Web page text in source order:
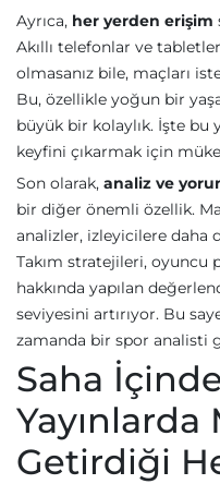
Ayrıca, her yerden erişim
Akıllı telefonlar ve
olmasanız bile, maçları
Bu, özellikle yoğun bir
büyük bir kolaylık. İşte bu
keyfini çıkarmak için
Son olarak, analiz ve
bir diğer önemli özellik.
analizler, izleyicilere daha
Takım stratejileri, oyuncu
hakkında yapılan
seviyesini artırıyor. Bu
zamanda bir spor analisti
Saha
Getirdiği